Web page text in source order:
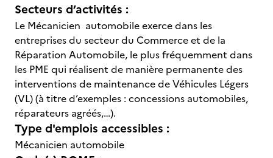
Secteurs d’activités :
Le Mécanicien automobile exerce dans les
entreprises du secteur du Commerce et de la
Réparation Automobile, le plus fréquemment dans
les PME qui réalisent de manière permanente des
interventions de maintenance de Véhicules Légers
(VL) (à titre d’exemples : concessions automobiles,
réparateurs agréés,…).
Type d'emplois accessibles :
Mécanicien automobile